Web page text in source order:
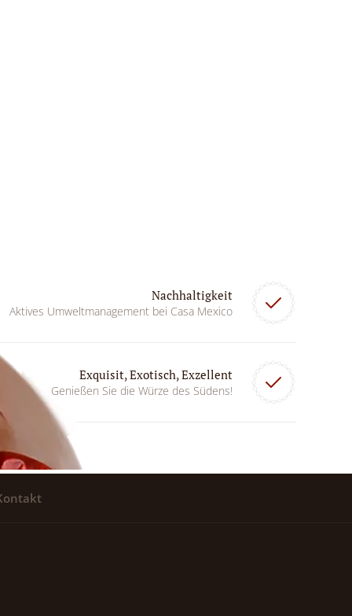
Nachhaltigkeit
Aktives Umweltmanagement bei Casa Mexico
Exquisit, Exotisch, Exzellent
Genießen Sie die Würze des Südens!